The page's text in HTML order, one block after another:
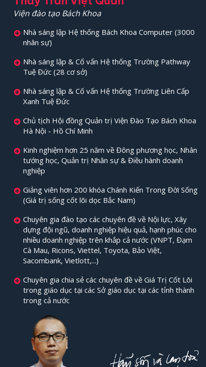
Nhà sáng lập Hệ thống Bách Khoa Computer (3000
nhân sự)
Nhà sáng lập & Cố vấn Hệ thống Trường Pathway
Tuệ Đức (28 cơ sở)
Nhà sáng lập & Cố vấn Hệ thống Trường Liên Cấp
Xanh Tuệ Đức
Chủ tịch Hội đồng Quản trị Viện Đào Tạo Bách Khoa
Hà Nội - Hồ Chí Minh
Kinh nghiệm hơn 25 năm về Đông phương học, Nhân
tướng học, Quản trị Nhân sự & Điều hành doanh
nghiệp
Giảng viên hơn 200 khóa Chánh Kiến Trong Đời Sống
(Giá trị sống cốt lõi dọc Bắc Nam)
Chuyên gia đào tạo các chuyên đề về Nội lực, Xây
dựng đội ngũ, doanh nghiệp hiệu quả, hạnh phúc cho
nhiều doanh nghiệp trên khắp cả nước (VNPT, Đạm
Cà Mau, Ricons, Viettel, Toyota, Bảo Việt,
Sacombank, Vietlott,...)
Chuyên gia chia sẻ các chuyên đề về Giá Trị Cốt Lõi
trong giáo dục tại các Sở giáo dục tại các tỉnh thành
trong cả nước
Viện đào tạo Bách Khoa